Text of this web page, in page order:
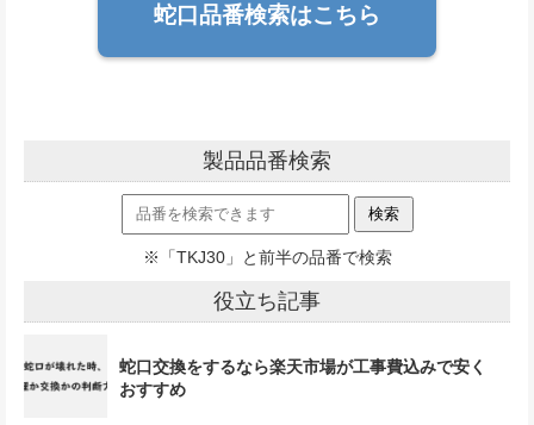
蛇口品番検索はこちら
製品品番検索
※「TKJ30」と前半の品番で検索
役立ち記事
蛇口交換をするなら楽天市場が工事費込みで安く
おすすめ